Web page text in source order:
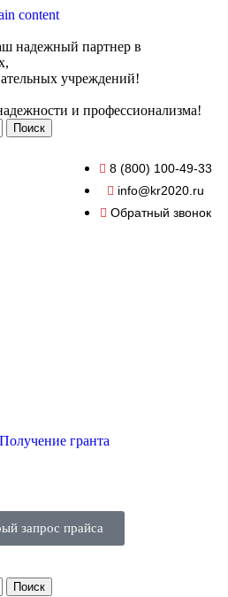
content
надежный партнер в
учреждений!
и профессионализма!
Поиск
8 (800) 100-49-33
info@kr2020.ru
Обратный звонок
Получение гранта
запрос прайса
Поиск